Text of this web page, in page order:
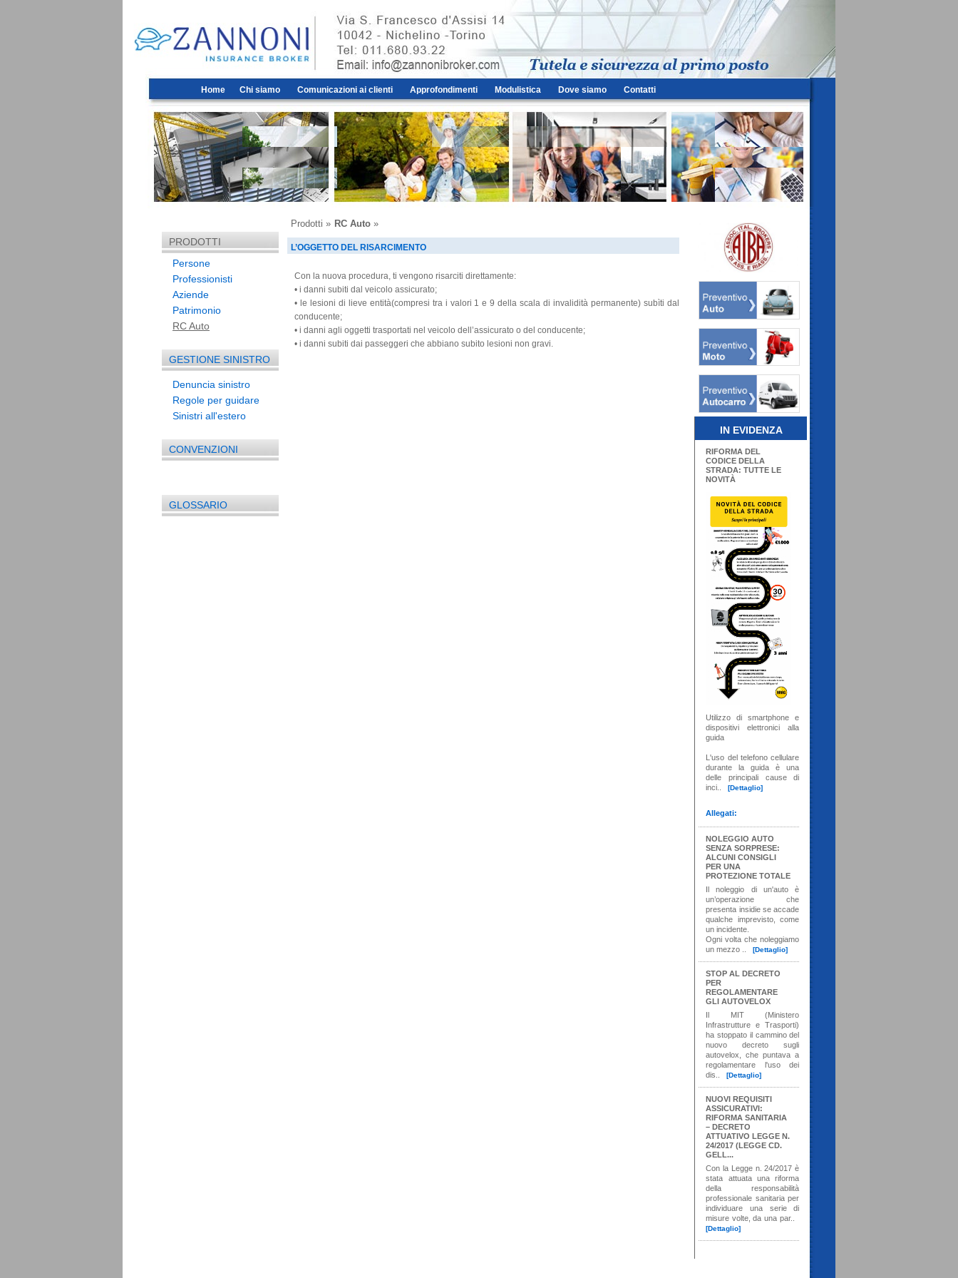
Home Chi siamo Comunicazioni ai clienti Approfondimenti Modulistica Dove siamo Contatti
PRODOTTI
Persone
Professionisti
Aziende
Patrimonio
RC Auto
GESTIONE SINISTRO
Denuncia sinistro
Regole per guidare
Sinistri all'estero
CONVENZIONI
GLOSSARIO
Prodotti » RC Auto »
L’OGGETTO DEL RISARCIMENTO
Con la nuova procedura, ti vengono risarciti direttamente:
• i danni subiti dal veicolo assicurato;
• le lesioni di lieve entità(compresi tra i valori 1 e 9 della scala di invalidità permanente) subìti dal
conducente;
• i danni agli oggetti trasportati nel veicolo dell’assicurato o del conducente;
• i danni subiti dai passeggeri che abbiano subito lesioni non gravi.
IN EVIDENZA
RIFORMA DEL
CODICE DELLA
STRADA: TUTTE LE
NOVITÀ
Utilizzo di smartphone e
dispositivi elettronici alla
guida
L'uso del telefono cellulare
durante la guida è una
delle principali cause di
inci..[Dettaglio]
Allegati:
NOLEGGIO AUTO
SENZA SORPRESE:
ALCUNI CONSIGLI
PER UNA
PROTEZIONE TOTALE
Il noleggio di un'auto è
un’operazione che
presenta insidie se accade
qualche imprevisto, come
un incidente.
Ogni volta che noleggiamo
un mezzo ..[Dettaglio]
STOP AL DECRETO
PER
REGOLAMENTARE
GLI AUTOVELOX
Il MIT (Ministero
Infrastrutture e Trasporti)
ha stoppato il cammino del
nuovo decreto sugli
autovelox, che puntava a
regolamentare l'uso dei
dis..[Dettaglio]
NUOVI REQUISITI
ASSICURATIVI:
RIFORMA SANITARIA
– DECRETO
ATTUATIVO LEGGE N.
24/2017 (LEGGE CD.
GELL...
Con la Legge n. 24/2017 è
stata attuata una riforma
della responsabilità
professionale sanitaria per
individuare una serie di
misure volte, da una par..
[Dettaglio]